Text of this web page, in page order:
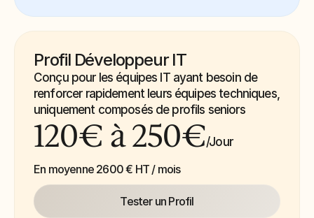
Profil Développeur IT
Conçu pour les équipes IT ayant besoin de
renforcer rapidement leurs équipes techniques,
uniquement composés de profils seniors
120€ à 250€/Jour
En moyenne 2600 € HT / mois
Tester un Profil